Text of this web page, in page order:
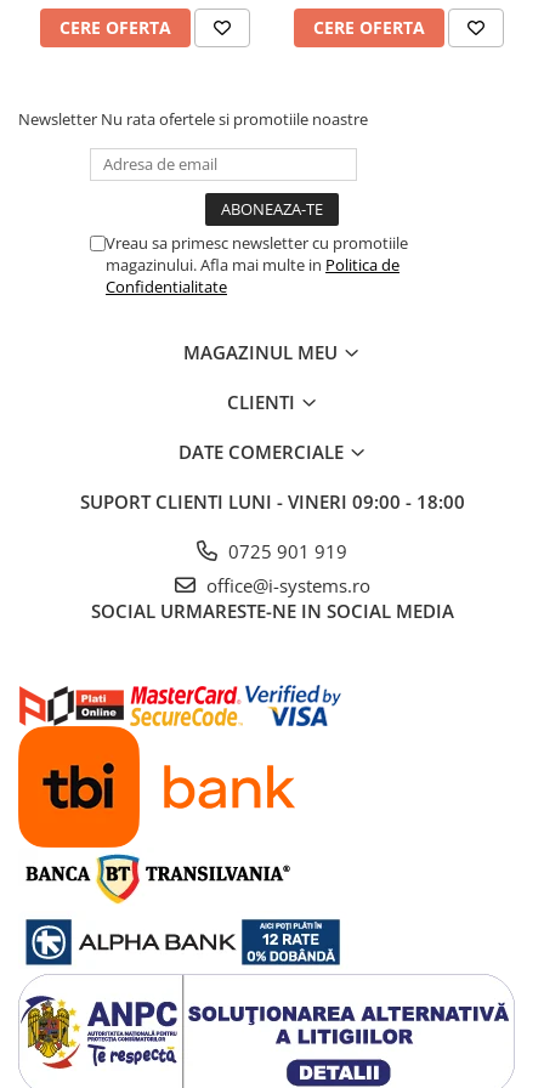
Functii analiza video (VCA): Numarare persoane / Detectie
faciala / Detectie intrus / Detectie depasire linie / Deetctie
"
CERE OFERTA CERE OFERTA
Newsletter Nu rata ofertele si promotiile noastre
Vreau sa primesc newsletter cu promotiile
magazinului. Afla mai multe in Politica de
Confidentialitate
MAGAZINUL MEU
CLIENTI
DATE COMERCIALE
SUPORT CLIENTI LUNI - VINERI 09:00 - 18:00
0725 901 919
office@i-systems.ro
SOCIAL URMARESTE-NE IN SOCIAL MEDIA